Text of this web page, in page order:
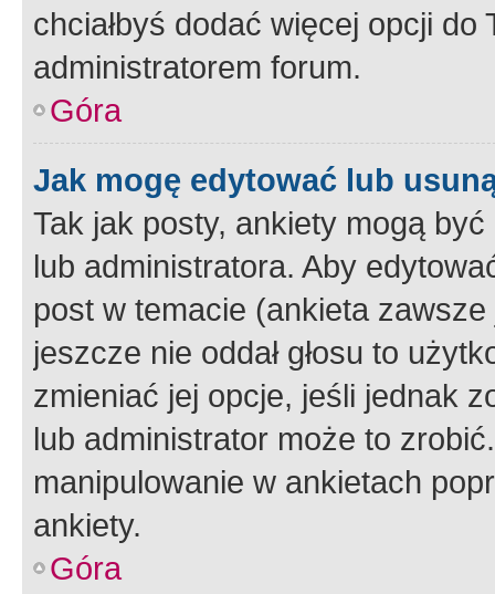
chciałbyś dodać więcej opcji
administratorem forum.
Góra
Jak mogę edytować lub
Tak jak posty, ankiety mogą
lub administratora. Aby
post w temacie (ankieta
jeszcze nie oddał głosu to
zmieniać jej opcje, jeśli jednak
lub administrator może to
manipulowanie w ankietach
ankiety.
Góra